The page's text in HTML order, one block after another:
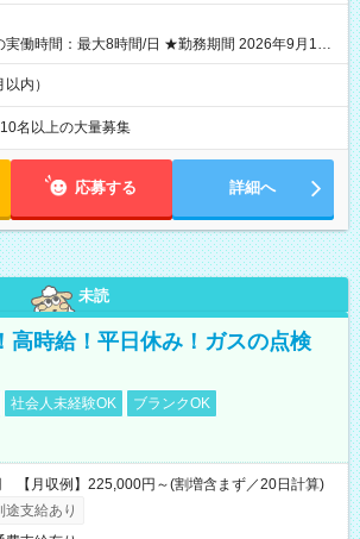
実働時間：最大8時間/日 ★勤務期間 2026年9月16
月23日 短期勤務OK! 期間中フル勤務できる方優遇
(勤務日数応相談) ※期間前から勤務スタートも可
トあり
内）
名以上の大量募集
応募する 詳細へ
未読
高時給！平日休み！ガスの点検
社会人未経験OK
ブランクOK
【月収例】225,000円～(割増含まず／20日計算)
途支給あり